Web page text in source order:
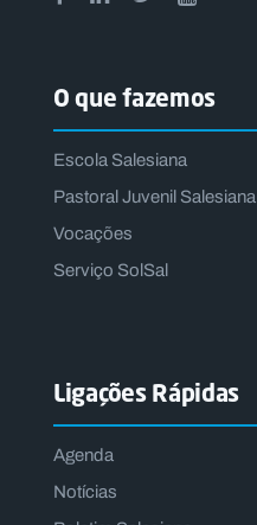
O que fazemos
Escola Salesiana
Pastoral Juvenil Salesiana
Vocações
Serviço SolSal
Ligações Rápidas
Agenda
Notícias